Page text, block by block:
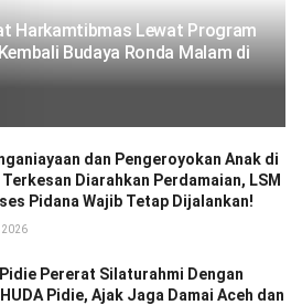
Harkamtibmas Lewat Program
Budaya Ronda Malam di
dan Pengeroyokan Anak di
Diarahkan Perdamaian, LSM
Pidana Wajib Tetap Dijalankan!
2026
Pererat Silaturahmi Dengan
Pidie, Ajak Jaga Damai Aceh dan